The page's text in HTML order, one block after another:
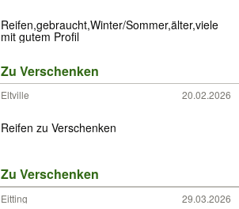
Reifen,gebraucht,Winter/Sommer,älter,viele
mit gutem Profil
Zu Verschenken
Eltville 20.02.2026
Reifen zu Verschenken
Zu Verschenken
Eitting 29.03.2026